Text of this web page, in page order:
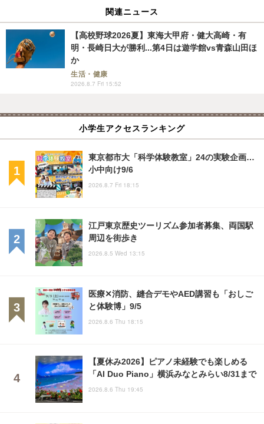
関連ニュース
【高校野球2026夏】東海大甲府・健大高崎・有
明・長崎日大が勝利...第4日は遊学館vs青森山田ほ
か
生活・健康
2026.8.7 Fri 15:52
小学生アクセスランキング
東京都市大「科学体験教室」24の実験企画…
小中向け9/6
2026.8.7 Fri 18:15
江戸東京歴史ツーリズム参加者募集、両国駅
周辺を街歩き
2026.8.5 Wed 13:15
医療✕消防、縫合デモやAED講習も「おしご
と体験博」9/5
2026.8.6 Thu 18:15
【夏休み2026】ピアノ未経験でも楽しめる
「AI Duo Piano」横浜みなとみらい8/31まで
2026.8.6 Thu 19:45